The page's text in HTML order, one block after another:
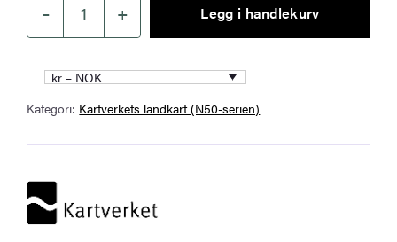
–
Kartverket
–
landkart
(N50):
42-
antall
+ Legg i handlekurv
kr – NOK
Kategori: Kartverkets landkart (N50-serien)